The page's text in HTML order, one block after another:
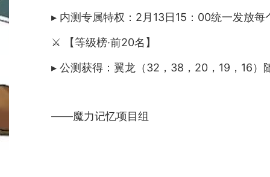
▸ 内测专属特权：2月13日15：00统一发放
⚔️ 【等级榜·前20名】
▸ 公测获得：翼龙（32，38，20，19，16
——魔力记忆项目组